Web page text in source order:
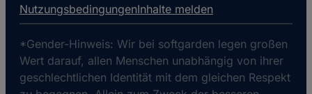
language
NutzungsbedingungenInhalte melden
*Gender-Hinweis: Wir bei softgarden legen großen
Wert darauf, allen Menschen unabhängig von ihrer
geschlechtlichen Identität mit dem gleichen Respekt